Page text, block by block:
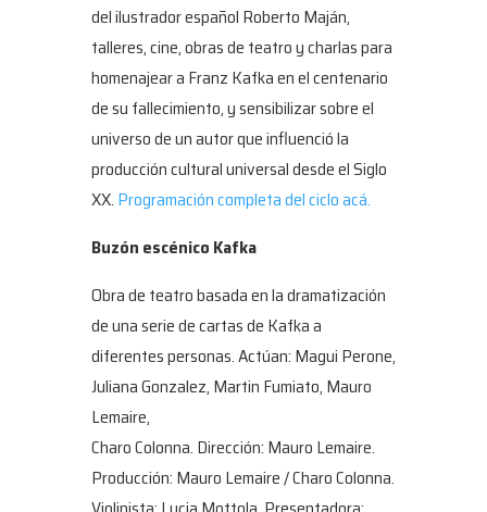
del ilustrador español Roberto Maján,
talleres, cine, obras de teatro y charlas para
homenajear a Franz Kafka en el centenario
de su fallecimiento, y sensibilizar sobre el
universo de un autor que influenció la
producción cultural universal desde el Siglo
XX. Programación completa del ciclo acá.
Buzón escénico Kafka
Obra de teatro basada en la dramatización
de una serie de cartas de Kafka a
diferentes personas. Actúan: Magui Perone,
Juliana Gonzalez, Martin Fumiato, Mauro
Lemaire,
Charo Colonna. Dirección: Mauro Lemaire.
Producción: Mauro Lemaire / Charo Colonna.